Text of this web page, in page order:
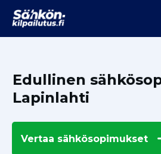
Edullinen
Lapinlahti
Vertaa sähkösopimukset